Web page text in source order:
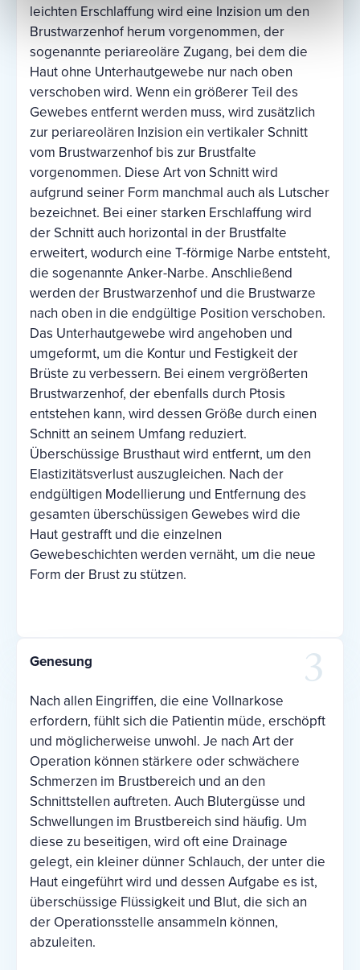
leichten Erschlaffung wird eine Inzision um den
Brustwarzenhof herum vorgenommen, der
sogenannte periareoläre Zugang, bei dem die
Haut ohne Unterhautgewebe nur nach oben
verschoben wird. Wenn ein größerer Teil des
Gewebes entfernt werden muss, wird zusätzlich
zur periareolären Inzision ein vertikaler Schnitt
vom Brustwarzenhof bis zur Brustfalte
vorgenommen. Diese Art von Schnitt wird
aufgrund seiner Form manchmal auch als Lutscher
bezeichnet. Bei einer starken Erschlaffung wird
der Schnitt auch horizontal in der Brustfalte
erweitert, wodurch eine T-förmige Narbe entsteht,
die sogenannte Anker-Narbe. Anschließend
werden der Brustwarzenhof und die Brustwarze
nach oben in die endgültige Position verschoben.
Das Unterhautgewebe wird angehoben und
umgeformt, um die Kontur und Festigkeit der
Brüste zu verbessern. Bei einem vergrößerten
Brustwarzenhof, der ebenfalls durch Ptosis
entstehen kann, wird dessen Größe durch einen
Schnitt an seinem Umfang reduziert.
Überschüssige Brusthaut wird entfernt, um den
Elastizitätsverlust auszugleichen. Nach der
endgültigen Modellierung und Entfernung des
gesamten überschüssigen Gewebes wird die
Haut gestrafft und die einzelnen
Gewebeschichten werden vernäht, um die neue
Form der Brust zu stützen.
Genesung
Nach allen Eingriffen, die eine Vollnarkose
erfordern, fühlt sich die Patientin müde, erschöpft
und möglicherweise unwohl. Je nach Art der
Operation können stärkere oder schwächere
Schmerzen im Brustbereich und an den
Schnittstellen auftreten. Auch Blutergüsse und
Schwellungen im Brustbereich sind häufig. Um
diese zu beseitigen, wird oft eine Drainage
gelegt, ein kleiner dünner Schlauch, der unter die
Haut eingeführt wird und dessen Aufgabe es ist,
überschüssige Flüssigkeit und Blut, die sich an
der Operationsstelle ansammeln können,
abzuleiten.